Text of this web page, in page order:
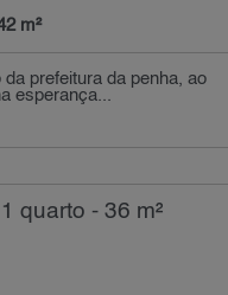
m²
prefeitura da penha, ao
esperança...
quarto - 36 m²